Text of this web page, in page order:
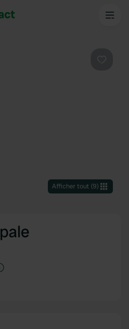
Afficher tout(9)